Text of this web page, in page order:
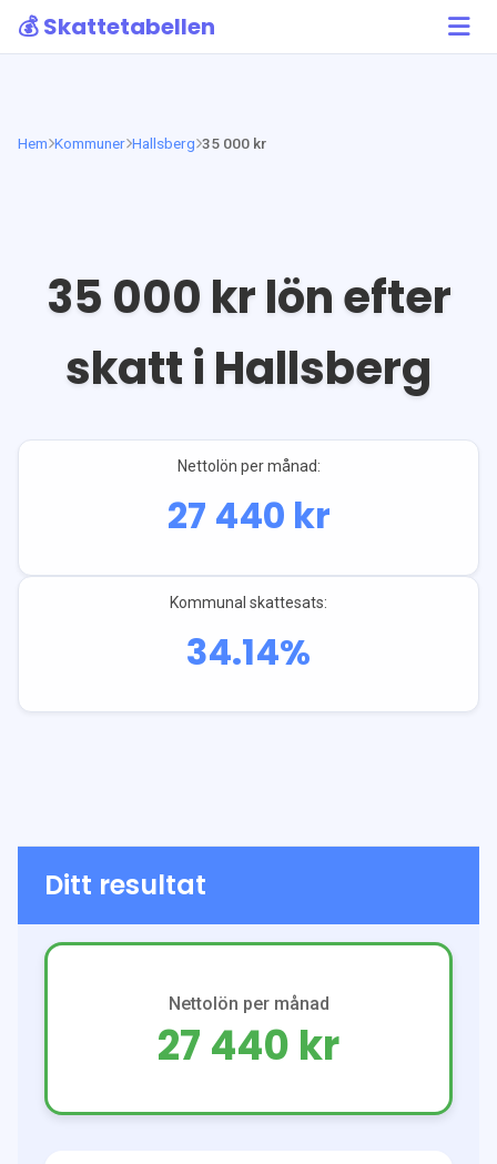
💰 Skattetabellen
Hem Kommuner Hallsberg 35 000 kr
35 000 kr lön efter
skatt i Hallsberg
Nettolön per månad:
27 440 kr
Kommunal skattesats:
34.14%
Ditt resultat
Nettolön per månad
27 440 kr